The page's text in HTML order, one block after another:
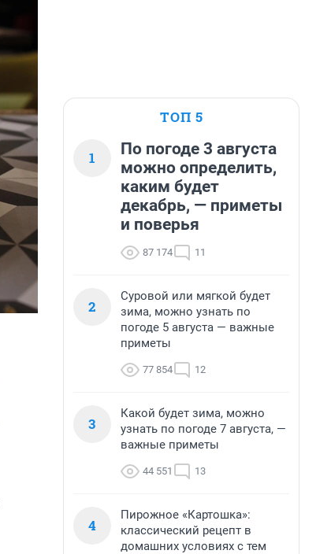
ТОП 5
1
По погоде 3 августа
можно определить,
каким будет
декабрь, — приметы
и поверья
87 174 11
2
Суровой или мягкой будет
зима, можно узнать по
погоде 5 августа — важные
приметы
77 854 12
3
Какой будет зима, можно
узнать по погоде 7 августа, —
важные приметы
44 551 13
4
Пирожное «Картошка»:
классический рецепт в
домашних условиях с тем